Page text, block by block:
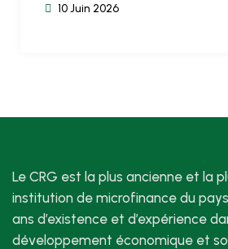
10 Juin 2026
Le CRG est la plus ancienne et la
institution de microfinance du
ans d’existence et d’expérience
développement économique et